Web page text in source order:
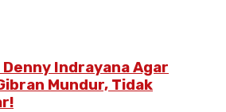
Denny Indrayana Agar
Mundur, Tidak